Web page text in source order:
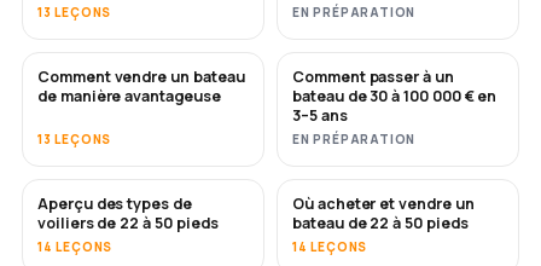
13 LEÇONS EN PRÉPARATION
NOUVEAU
Comment vendre un bateau
de manière avantageuse
13 LEÇONS
NOUVEAU
Comment passer à un
bateau de 30 à 100 000 € en
3–5 ans
EN PRÉPARATION
BIENTÔT
Aperçu des types de
voiliers de 22 à 50 pieds
14 LEÇONS
BIENTÔT
Où acheter et vendre un
bateau de 22 à 50 pieds
14 LEÇONS